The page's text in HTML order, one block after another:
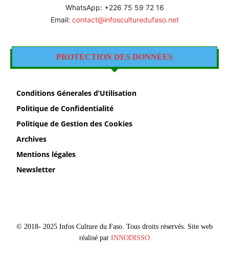
WhatsApp: +226 75 59 72 16
Email: contact@infosculturedufaso.net
PROTECTION DES DONNÉES
Conditions Génerales d’Utilisation
Politique de Confidentialité
Politique de Gestion des Cookies
Archives
Mentions légales
Newsletter
© 2018- 2025 Infos Culture du Faso. Tous droits réservés. Site web
réalisé par INNODISSO